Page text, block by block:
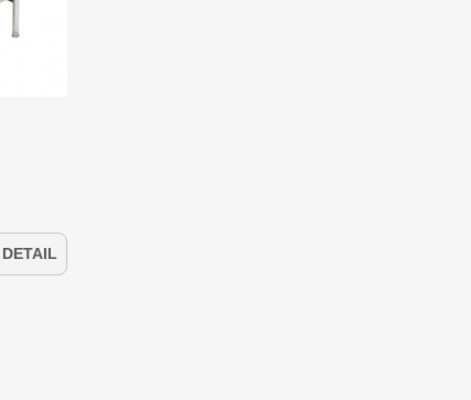
DETAIL